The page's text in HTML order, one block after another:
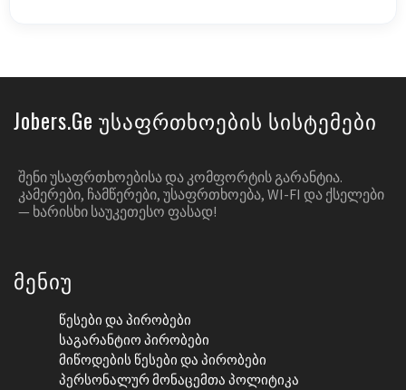
Jobers.ge Უსაფრთხოების Სისტემები
ᲨᲔᲜᲘ ᲣᲡᲐᲤᲠᲗᲮᲝᲔᲑᲘᲡᲐ ᲓᲐ ᲙᲝᲛᲤᲝᲠᲢᲘᲡ ᲒᲐᲠᲐᲜᲢᲘᲐ.
ᲙᲐᲛᲔᲠᲔᲑᲘ, ᲩᲐᲛᲬᲔᲠᲔᲑᲘ, ᲣᲡᲐᲤᲠᲗᲮᲝᲔᲑᲐ, WI-FI ᲓᲐ ᲥᲡᲔᲚᲔᲑᲘ
— ᲮᲐᲠᲘᲡᲮᲘ ᲡᲐᲣᲙᲔᲗᲔᲡᲝ ᲤᲐᲡᲐᲓ!
Მენიუ
Წესები Და Პირობები
Საგარანტიო Პირობები
Მიწოდების Წესები Და Პირობები
Პერსონალურ Მონაცემთა Პოლიტიკა